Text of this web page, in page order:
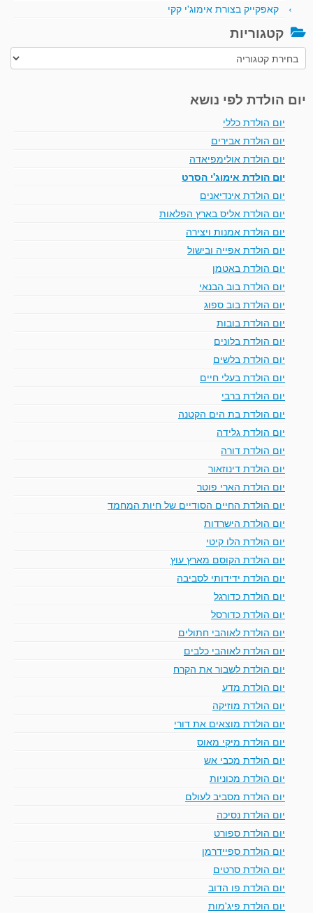
קאפקייק בצורת אימוג'י קקי
קטגוריות
קטגוריות
יום הולדת לפי נושא
יום הולדת כללי
יום הולדת אבירים
יום הולדת אולימפיאדה
יום הולדת אימוג'י הסרט
יום הולדת אינדיאנים
יום הולדת אליס בארץ הפלאות
יום הולדת אמנות ויצירה
יום הולדת אפייה ובישול
יום הולדת באטמן
יום הולדת בוב הבנאי
יום הולדת בוב ספוג
יום הולדת בובות
יום הולדת בלונים
יום הולדת בלשים
יום הולדת בעלי חיים
יום הולדת ברבי
יום הולדת בת הים הקטנה
יום הולדת גלידה
יום הולדת דורה
יום הולדת דינוזאור
יום הולדת הארי פוטר
יום הולדת החיים הסודיים של חיות המחמד
יום הולדת הישרדות
יום הולדת הלו קיטי
יום הולדת הקוסם מארץ עוץ
יום הולדת ידידותי לסביבה
יום הולדת כדורגל
יום הולדת כדורסל
יום הולדת לאוהבי חתולים
יום הולדת לאוהבי כלבים
יום הולדת לשבור את הקרח
יום הולדת מדע
יום הולדת מוזיקה
יום הולדת מוצאים את דורי
יום הולדת מיקי מאוס
יום הולדת מכבי אש
יום הולדת מכוניות
יום הולדת מסביב לעולם
יום הולדת נסיכה
יום הולדת ספורט
יום הולדת ספיידרמן
יום הולדת סרטים
יום הולדת פו הדוב
יום הולדת פיג'מות